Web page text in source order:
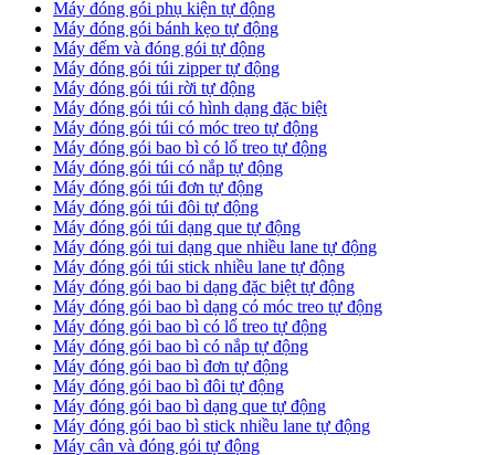
Máy đóng gói phụ kiện tự động
Máy đóng gói bánh kẹo tự động
Máy đếm và đóng gói tự động
Máy đóng gói túi zipper tự động
Máy đóng gói túi rời tự động
Máy đóng gói túi có hình dạng đặc biệt
Máy đóng gói túi có móc treo tự động
Máy đóng gói bao bì có lổ treo tự động
Máy đóng gói túi có nắp tự động
Máy đóng gói túi đơn tự động
Máy đóng gói túi đôi tự động
Máy đóng gói túi dạng que tự động
Máy đóng gói tui dạng que nhiều lane tự động
Máy đóng gói túi stick nhiều lane tự động
Máy đóng gói bao bi dạng đặc biệt tự động
Máy đóng gói bao bì dạng có móc treo tự động
Máy đóng gói bao bì có lổ treo tự động
Máy đóng gói bao bì có nắp tự động
Máy đóng gói bao bì đơn tự động
Máy đóng gói bao bì đôi tự động
Máy đóng gói bao bì dạng que tự động
Máy đóng gói bao bì stick nhiều lane tự động
Máy cân và đóng gói tự động